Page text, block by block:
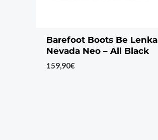
Barefoot Boots Be Lenka
Nevada Neo – All Black
159,90€